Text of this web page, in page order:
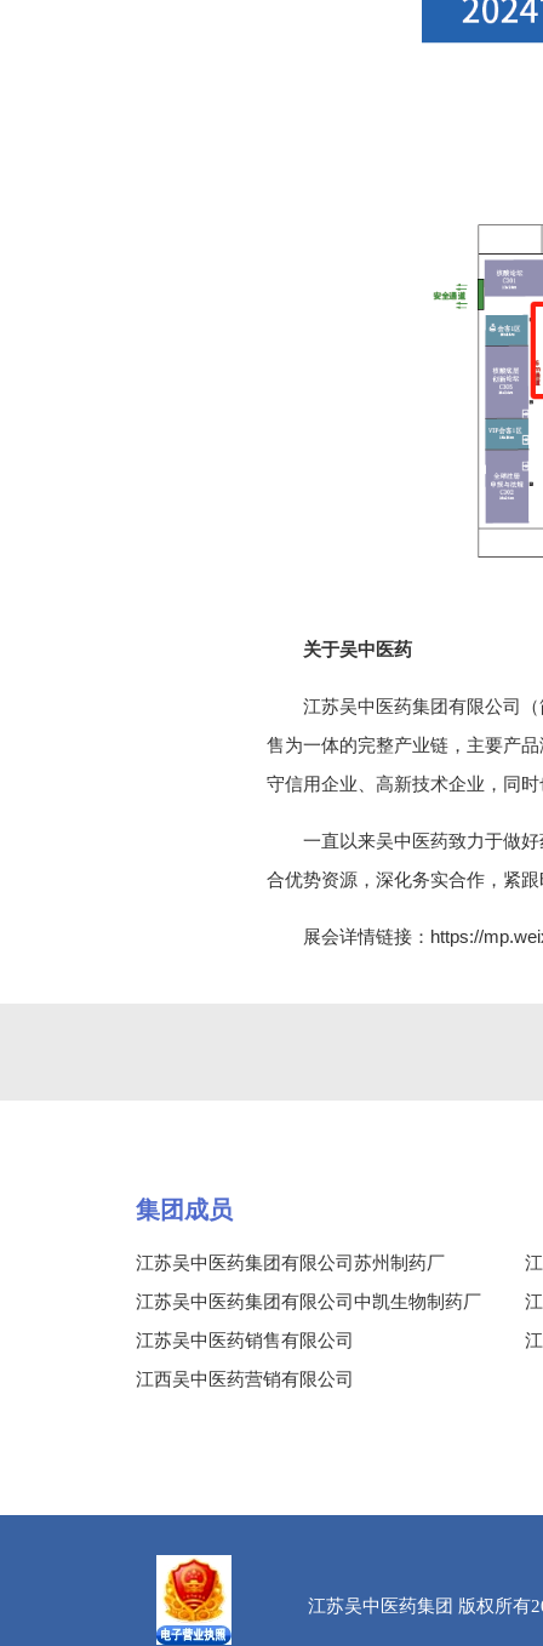
关于吴中医药
江苏吴中医药集团有限公司（
售为一体的完整产业链，主要产
守信用企业、高新技术企业，同
一直以来吴中医药致力于做好
合优势资源，深化务实合作，紧
展会详情链接： https://
集团成员
江苏吴中医药集团有限公司苏州制药厂
江苏吴中医药集团有限公司中凯生物制药厂
江苏吴中医药销售有限公司
江西吴中医药营销有限公司
江苏吴中医药集团 版权所有